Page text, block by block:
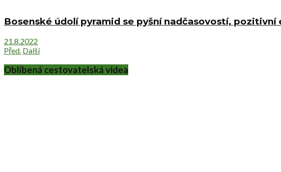
Bosenské údolí pyramid se pyšní nadčasovostí,
21.8.2022
Před. Další
Oblíbená cestovatelská videa